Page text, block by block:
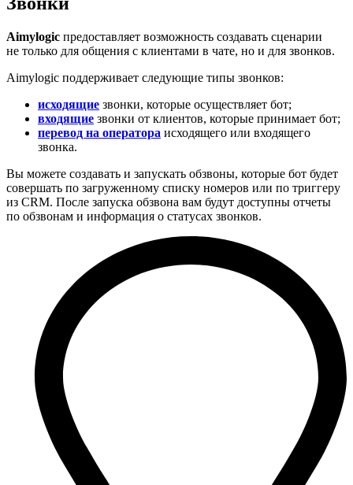
Aimylogic предоставляет возможность создавать сценарии
не только для общения с клиентами в чате, но и для звонков.
Aimylogic поддерживает следующие типы звонков:
исходящие звонки, которые осуществляет бот;
входящие звонки от клиентов, которые принимает бот;
перевод на оператора исходящего или входящего
звонка.
Вы можете создавать и запускать обзвоны, которые бот будет
совершать по загруженному списку номеров или по триггеру
из CRM. После запуска обзвона вам будут доступны отчеты
по обзвонам и информация о статусах звонков.